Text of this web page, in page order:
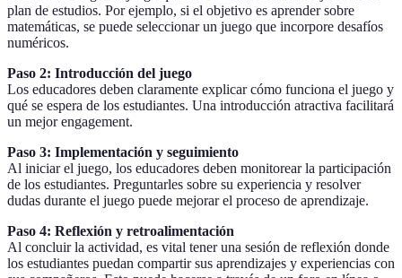
plan de estudios. Por ejemplo, si el objetivo es aprender sobre
matemáticas, se puede seleccionar un juego que incorpore desafíos
numéricos.
Paso 2: Introducción del juego
Los educadores deben claramente explicar cómo funciona el juego y
qué se espera de los estudiantes. Una introducción atractiva facilitará
un mejor engagement.
Paso 3: Implementación y seguimiento
Al iniciar el juego, los educadores deben monitorear la participación
de los estudiantes. Preguntarles sobre su experiencia y resolver
dudas durante el juego puede mejorar el proceso de aprendizaje.
Paso 4: Reflexión y retroalimentación
Al concluir la actividad, es vital tener una sesión de reflexión donde
los estudiantes puedan compartir sus aprendizajes y experiencias con